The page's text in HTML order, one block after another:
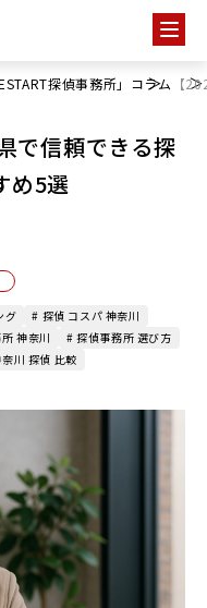
探偵事務所」 コラム 【
で信頼できる探
め5選
グ
# 探偵 コスパ 神奈川
神奈川
# 探偵事務所 選び方
川 探偵 比較